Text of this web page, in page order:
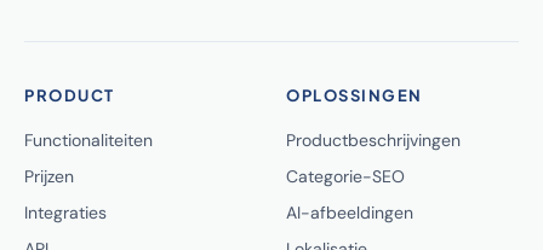
PRODUCT
Functionaliteiten
Prijzen
Integraties
OPLOSSINGEN
Productbeschrijvingen
Categorie-SEO
AI-afbeeldingen